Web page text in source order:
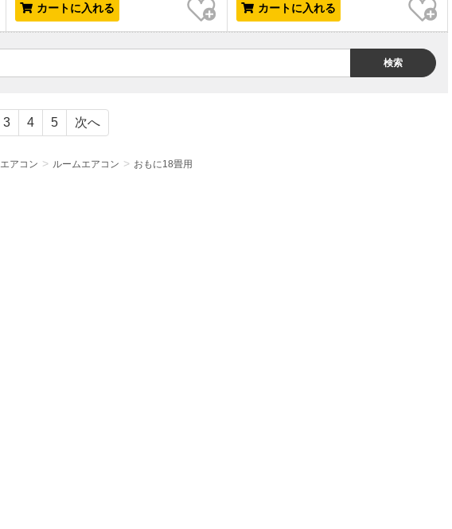
エアコン ルームエアコン おもに18畳用
カートに入れる カートに入れる
検索
3 4 5 次へ